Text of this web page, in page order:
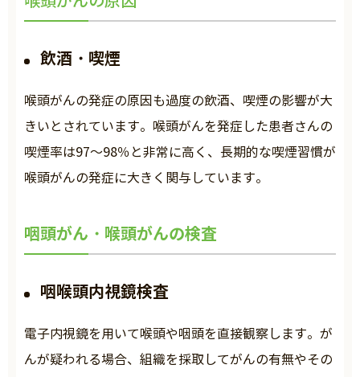
飲酒・喫煙
喉頭がんの発症の原因も過度の飲酒、喫煙の影響が大
きいとされています。喉頭がんを発症した患者さんの
喫煙率は97～98％と非常に高く、長期的な喫煙習慣が
喉頭がんの発症に大きく関与しています。
咽頭がん・喉頭がんの検査
咽喉頭内視鏡検査
電子内視鏡を用いて喉頭や咽頭を直接観察します。が
んが疑われる場合、組織を採取してがんの有無やその